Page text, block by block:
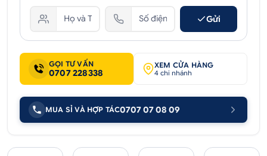
Gửi
GỌI TƯ VẤN
0707 228338
XEM CỬA HÀNG
4 chi nhánh
MUA SỈ VÀ HỢP TÁC0707 07 08 09